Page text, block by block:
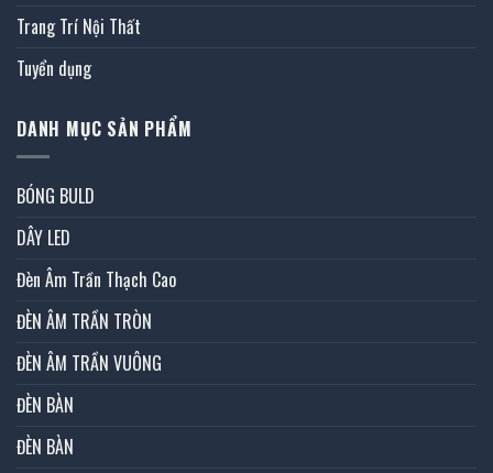
Trang Trí Nội Thất
Tuyển dụng
DANH MỤC SẢN PHẨM
BÓNG BULD
DÂY LED
Đèn Âm Trần Thạch Cao
ĐÈN ÂM TRẦN TRÒN
ĐÈN ÂM TRẦN VUÔNG
ĐÈN BÀN
ĐÈN BÀN